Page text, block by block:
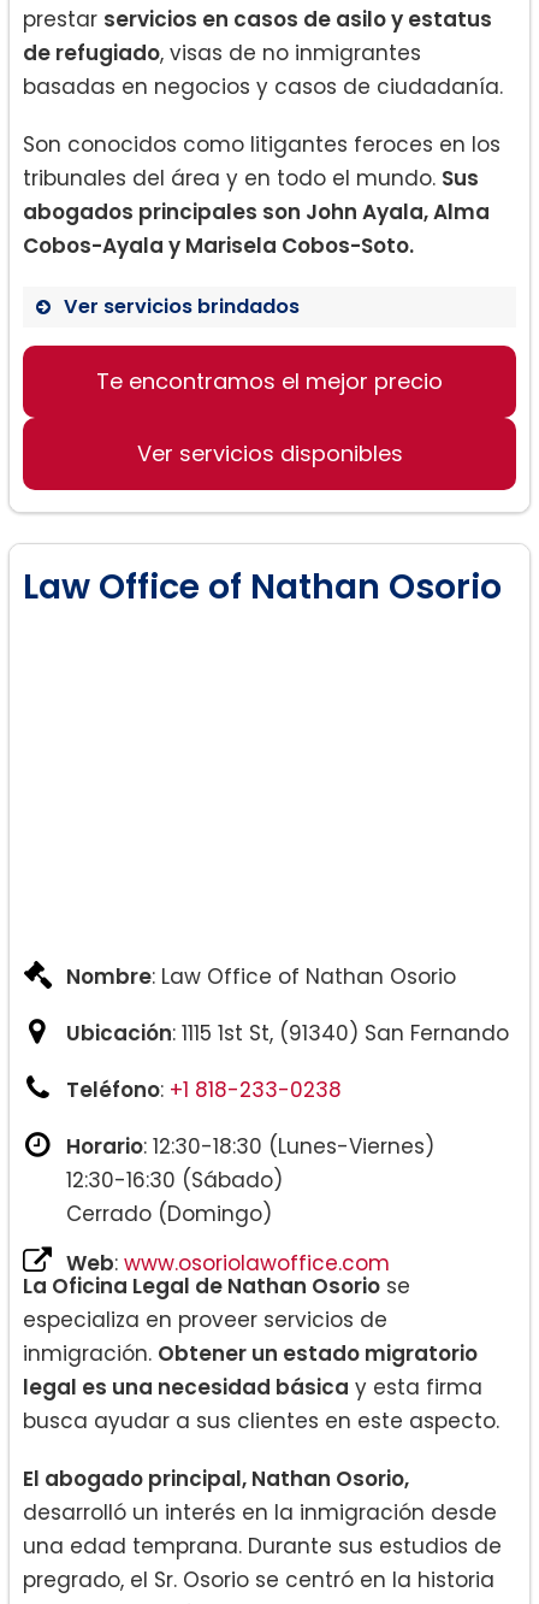
prestar servicios en casos de asilo y estatus
de refugiado, visas de no inmigrantes
basadas en negocios y casos de ciudadanía.
Son conocidos como litigantes feroces en los
tribunales del área y en todo el mundo. Sus
abogados principales son John Ayala, Alma
Cobos-Ayala y Marisela Cobos-Soto.
Ver servicios brindados
Inmigración basada en la familia
Asilo, VAWA, Visa U
Defensa contra la deportación
Te encontramos el mejor precio
Ver servicios disponibles
Law Office of Nathan Osorio
Nombre: Law Office of Nathan Osorio
Ubicación: 1115 1st St, (91340) San Fernando
Teléfono: +1 818-233-0238
Horario: 12:30-18:30 (Lunes-Viernes)
12:30-16:30 (Sábado)
Cerrado (Domingo)
Web: www.osoriolawoffice.com
La Oficina Legal de Nathan Osorio se
especializa en proveer servicios de
inmigración. Obtener un estado migratorio
legal es una necesidad básica y esta firma
busca ayudar a sus clientes en este aspecto.
El abogado principal, Nathan Osorio,
desarrolló un interés en la inmigración desde
una edad temprana. Durante sus estudios de
pregrado, el Sr. Osorio se centró en la historia